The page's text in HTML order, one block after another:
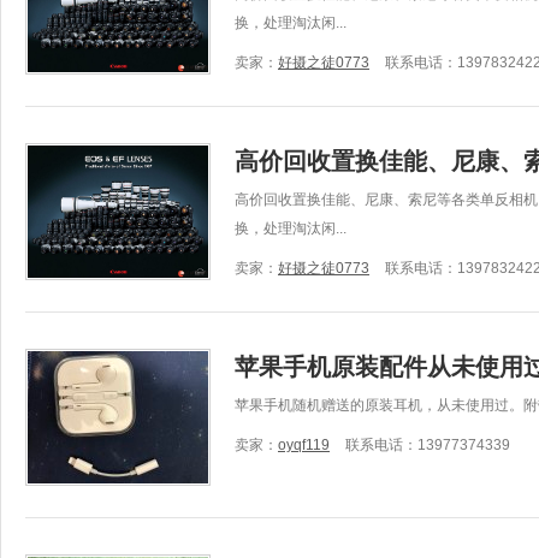
换，处理淘汰闲...
卖家： 好摄之徒0773 联系电话：
高价回收置换佳能、尼康、
高价回收置换佳能、尼康、索尼等各类单反相
换，处理淘汰闲...
卖家： 好摄之徒0773 联系电话：
苹果手机原装配件从未使用
苹果手机随机赠送的原装耳机，从未使用过。
卖家： oyqf119 联系电话：13977374339